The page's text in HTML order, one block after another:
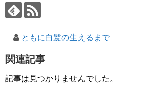
ともに白髪の生えるまで
関連記事
記事は見つかりませんでした。